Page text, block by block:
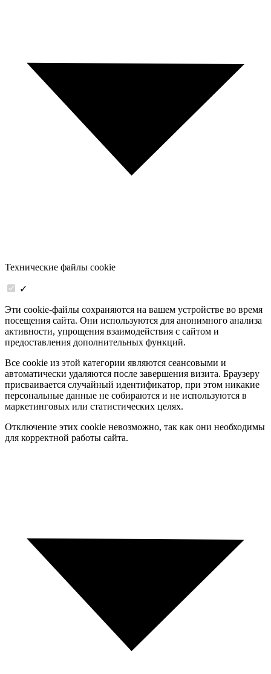
Технические файлы cookie
✓
Эти cookie-файлы сохраняются на вашем устройстве во время
посещения сайта. Они используются для анонимного анализа
активности, упрощения взаимодействия с сайтом и
предоставления дополнительных функций.
Все cookie из этой категории являются сеансовыми и
автоматически удаляются после завершения визита. Браузеру
присваивается случайный идентификатор, при этом никакие
персональные данные не собираются и не используются в
маркетинговых или статистических целях.
Отключение этих cookie невозможно, так как они необходимы
для корректной работы сайта.